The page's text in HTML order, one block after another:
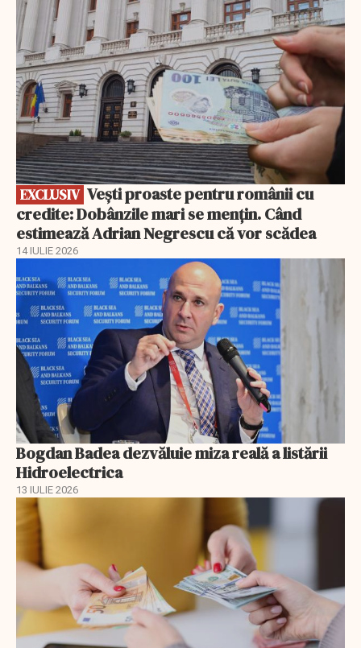
EXCLUSIV
credite: Dobânzile mari se mențin. Când
estimează Adrian Negrescu că vor scădea
14 IULIE 2026
Bogdan Badea dezvăluie miza reală a listării
Hidroelectrica
13 IULIE 2026